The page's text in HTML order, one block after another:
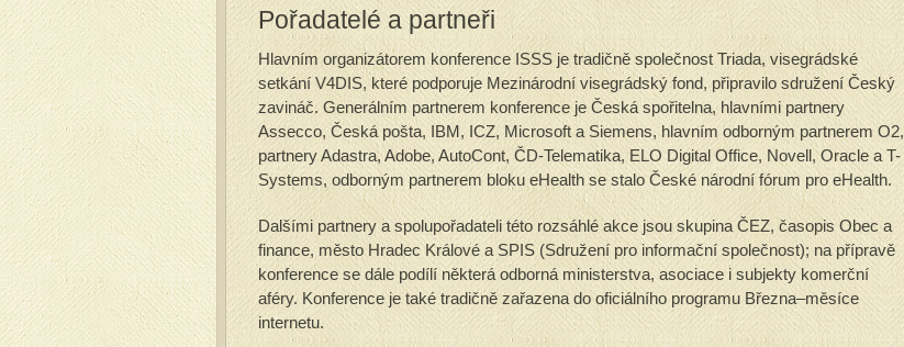
Pořadatelé a partneři
Hlavním organizátorem konference ISSS je tradičně společnost Triada, visegrádské
setkání V4DIS, které podporuje Mezinárodní visegrádský fond, připravilo sdružení Český
zavináč. Generálním partnerem konference je Česká spořitelna, hlavními partnery
Assecco, Česká pošta, IBM, ICZ, Microsoft a Siemens, hlavním odborným partnerem O2,
partnery Adastra, Adobe, AutoCont, ČD-Telematika, ELO Digital Office, Novell, Oracle a T-
Systems, odborným partnerem bloku eHealth se stalo České národní fórum pro eHealth.
Dalšími partnery a spolupořadateli této rozsáhlé akce jsou skupina ČEZ, časopis Obec a
finance, město Hradec Králové a SPIS (Sdružení pro informační společnost); na přípravě
konference se dále podílí některá odborná ministerstva, asociace i subjekty komerční
aféry. Konference je také tradičně zařazena do oficiálního programu Března–měsíce
internetu.